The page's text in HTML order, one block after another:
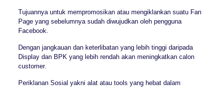
Tujuannya untuk mempromosikan atau mengiklankan suatu Fan
Page yang sebelumnya sudah diwujudkan oleh pengguna
Facebook.
Dengan jangkauan dan keterlibatan yang lebih tinggi daripada
Display dan BPK yang lebih rendah akan meningkatkan calon
customer.
Periklanan Sosial yakni alat atau tools yang hebat dalam